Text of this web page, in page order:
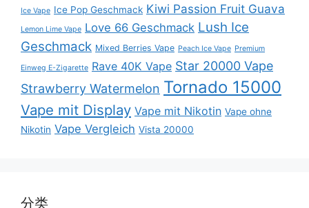
Ice Vape Ice Pop Geschmack Kiwi Passion Fruit Guava
Lemon Lime Vape Love 66 Geschmack Lush Ice
Geschmack Mixed Berries Vape Peach Ice Vape Premium
Einweg E-Zigarette Rave 40K Vape Star 20000 Vape
Strawberry Watermelon Tornado 15000
Vape mit Display Vape mit Nikotin Vape ohne
Nikotin Vape Vergleich Vista 20000
分类